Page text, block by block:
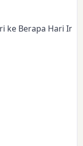
Berapa Hari Ini?